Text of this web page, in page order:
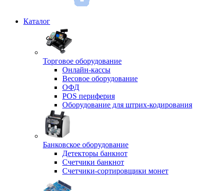
Каталог
Торговое оборудование
Онлайн-кассы
Весовое оборудование
ОФД
POS периферия
Оборудование для штрих-кодирования
Банковское оборудование
Детекторы банкнот
Счетчики банкнот
Счетчики-сортировщики монет